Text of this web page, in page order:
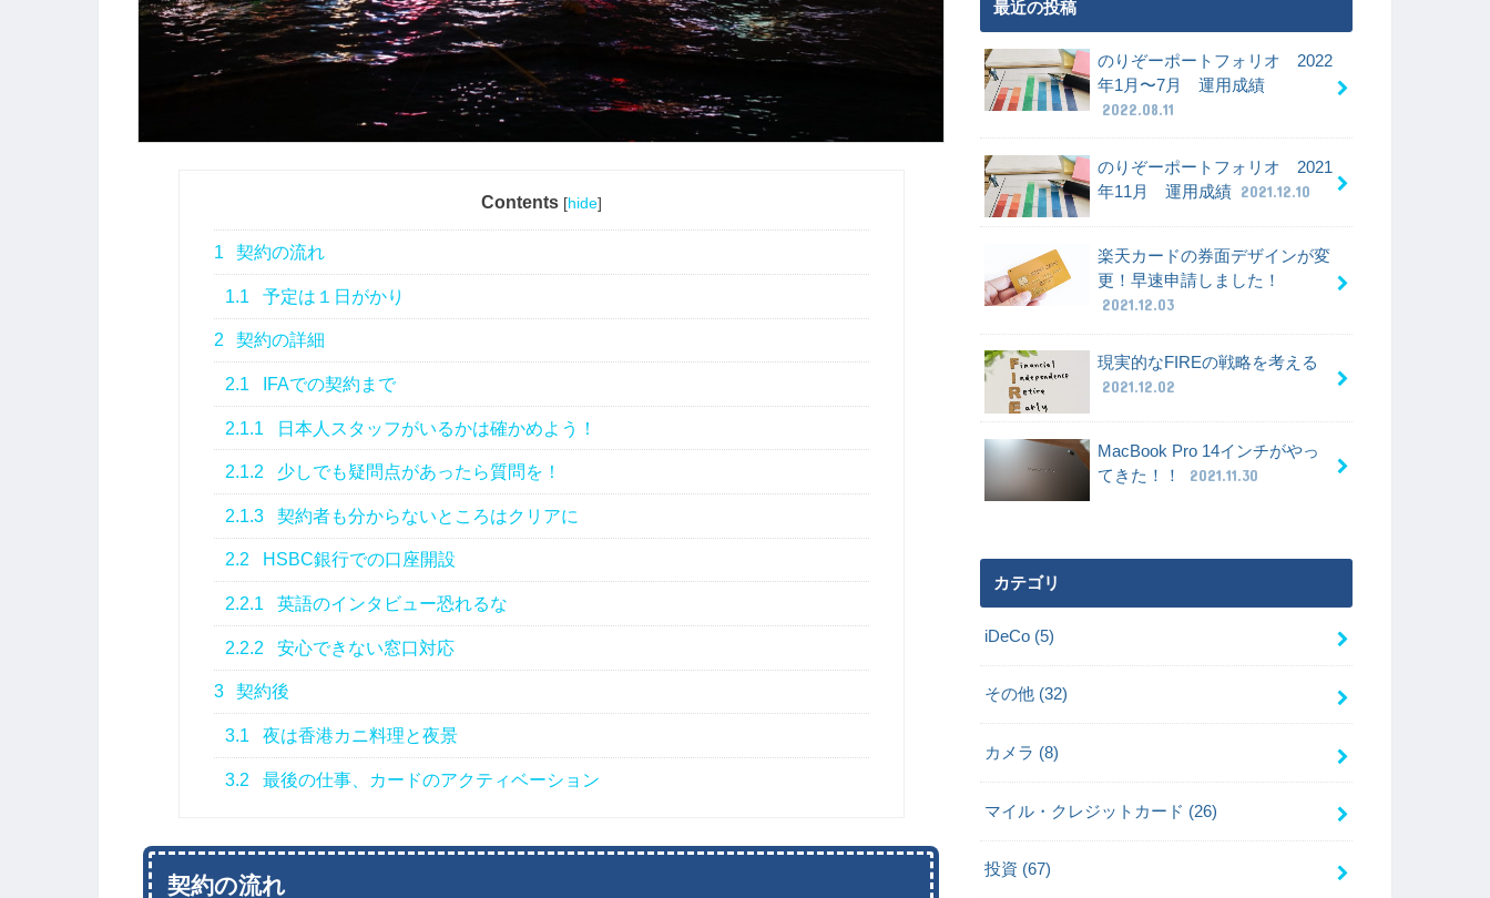
Contents [hide]
1 契約の流れ
1.1 予定は１日がかり
2 契約の詳細
2.1 IFAでの契約まで
2.1.1 日本人スタッフがいるかは確かめよう！
2.1.2 少しでも疑問点があったら質問を！
2.1.3 契約者も分からないところはクリアに
2.2 HSBC銀行での口座開設
2.2.1 英語のインタビュー恐れるな
2.2.2 安心できない窓口対応
3 契約後
3.1 夜は香港カニ料理と夜景
3.2 最後の仕事、カードのアクティベーション
契約の流れ
最近の投稿
のりぞーポートフォリオ 2022
年1月〜7月 運用成績
2022.08.11
のりぞーポートフォリオ 2021
年11月 運用成績 2021.12.10
楽天カードの券面デザインが変
更！早速申請しました！
2021.12.03
現実的なFIREの戦略を考える
2021.12.02
MacBook Pro 14インチがやっ
てきた！！
2021.11.30
カテゴリ
iDeCo (5)
その他 (32)
カメラ (8)
マイル・クレジットカード (26)
投資 (67)